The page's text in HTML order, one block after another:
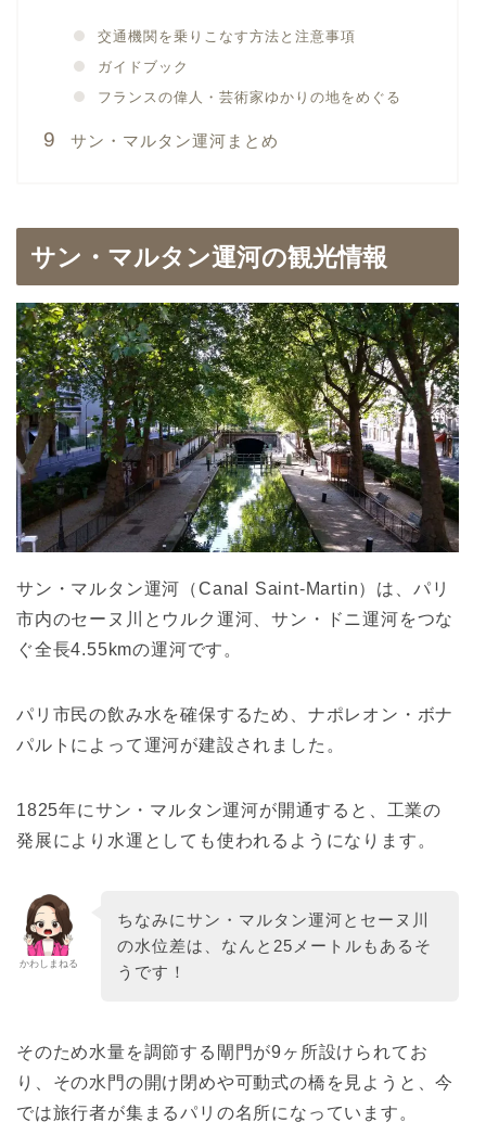
交通機関を乗りこなす方法と注意事項
ガイドブック
フランスの偉人・芸術家ゆかりの地をめぐる
サン・マルタン運河まとめ
サン・マルタン運河の観光情報
サン・マルタン運河（Canal Saint-Martin）は、パリ
市内のセーヌ川とウルク運河、サン・ドニ運河をつな
ぐ全長4.55kmの運河です。
パリ市民の飲み水を確保するため、ナポレオン・ボナ
パルトによって運河が建設されました。
1825年にサン・マルタン運河が開通すると、工業の
発展により水運としても使われるようになります。
かわしまねる
ちなみにサン・マルタン運河とセーヌ川
の水位差は、なんと25メートルもあるそ
うです！
そのため水量を調節する閘門が9ヶ所設けられてお
り、その水門の開け閉めや可動式の橋を見ようと、今
では旅行者が集まるパリの名所になっています。